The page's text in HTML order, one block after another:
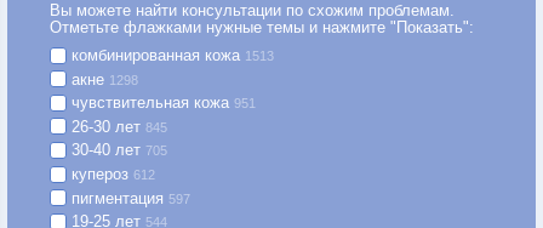
Вы можете найти консультации по схожим проблемам.
Отметьте флажками нужные темы и нажмите "Показать":
комбинированная кожа 1513
акне 1298
чувствительная кожа 951
26-30 лет 845
30-40 лет 705
купероз 612
пигментация 597
19-25 лет 544